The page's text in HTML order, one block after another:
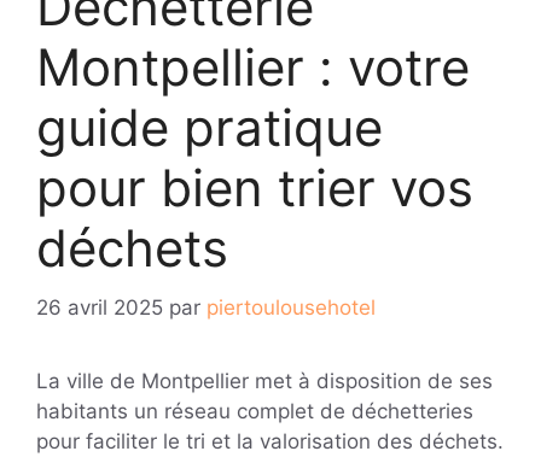
Montpellier : votre
guide pratique
pour bien trier vos
déchets
26 avril 2025 par piertoulousehotel
La ville de Montpellier met à disposition de ses
habitants un réseau complet de déchetteries
pour faciliter le tri et la valorisation des déchets.